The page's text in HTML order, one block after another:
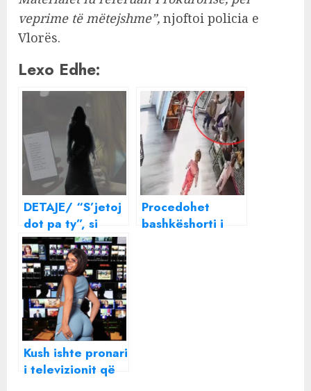
veprime të mëtejshme”, njoftoi policia e
Vlorës.
Lexo Edhe:
DETAJE/ “S’jetoj
dot pa ty”, si
kameramani i
TELEVIZIONIT të
njohur përndiqte
GAZETAREN në
Tiranë!
Procedohet
bashkëshorti i
Kush ishte pronari
i televizionit që